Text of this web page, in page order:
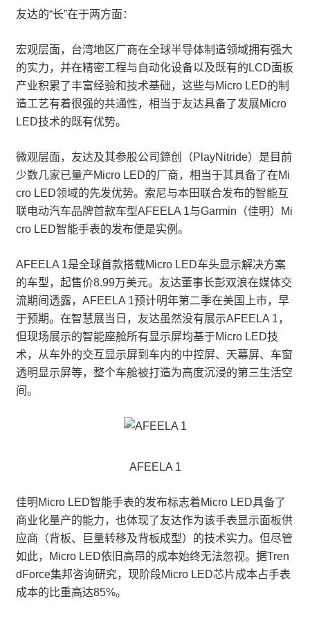
友达的“长”在于两方面：
宏观层面，台湾地区厂商在全球半导体制造领域拥有强大
的实力，并在精密工程与自动化设备以及既有的LCD面板
产业积累了丰富经验和技术基础，这些与Micro LED的制
造工艺有着很强的共通性，相当于友达具备了发展Micro
LED技术的既有优势。
微观层面，友达及其参股公司錼创（PlayNitride）是目前
少数几家已量产Micro LED的厂商，相当于其具备了在Mi
cro LED领域的先发优势。索尼与本田联合发布的智能互
联电动汽车品牌首款车型AFEELA 1与Garmin（佳明）Mi
cro LED智能手表的发布便是实例。
AFEELA 1是全球首款搭载Micro LED车头显示解决方案
的车型，起售价8.99万美元。友达董事长彭双浪在媒体交
流期间透露，AFEELA 1预计明年第二季在美国上市，早
于预期。在智慧展当日，友达虽然没有展示AFEELA 1，
但现场展示的智能座舱所有显示屏均基于Micro LED技
术，从车外的交互显示屏到车内的中控屏、天幕屏、车窗
透明显示屏等，整个车舱被打造为高度沉浸的第三生活空
间。
AFEELA 1
佳明Micro LED智能手表的发布标志着Micro LED具备了
商业化量产的能力，也体现了友达作为该手表显示面板供
应商（背板、巨量转移及背板成型）的技术实力。但尽管
如此，Micro LED依旧高昂的成本始终无法忽视。据Tren
dForce集邦咨询研究，现阶段Micro LED芯片成本占手表
成本的比重高达85%。